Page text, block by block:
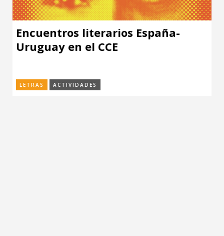
Encuentros literarios España-
Uruguay en el CCE
LETRAS ACTIVIDADES